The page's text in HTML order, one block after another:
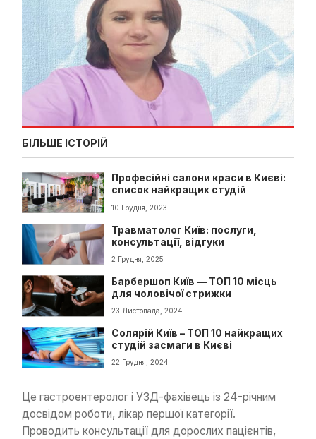
БІЛЬШЕ ІСТОРІЙ
Професійні салони краси в Києві:
список найкращих студій
10 Грудня, 2023
Травматолог Київ: послуги,
консультації, відгуки
2 Грудня, 2025
Барбершоп Київ — ТОП 10 місць
для чоловічої стрижки
23 Листопада, 2024
Солярій Київ – ТОП 10 найкращих
студій засмаги в Києві
22 Грудня, 2024
Це гастроентеролог і УЗД-фахівець із 24-річним
досвідом роботи, лікар першої категорії.
Проводить консультації для дорослих пацієнтів,